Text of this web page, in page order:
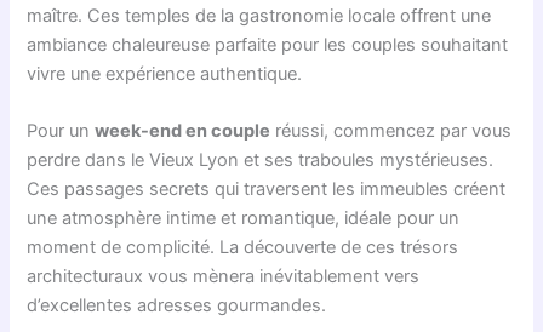
maître. Ces temples de la gastronomie locale offrent une
ambiance chaleureuse parfaite pour les couples souhaitant
vivre une expérience authentique.
Pour unweek-end en couple réussi, commencez par vous
perdre dans le Vieux Lyon et ses traboules mystérieuses.
Ces passages secrets qui traversent les immeubles créent
une atmosphère intime et romantique, idéale pour un
moment de complicité. La découverte de ces trésors
architecturaux vous mènera inévitablement vers
d’excellentes adresses gourmandes.